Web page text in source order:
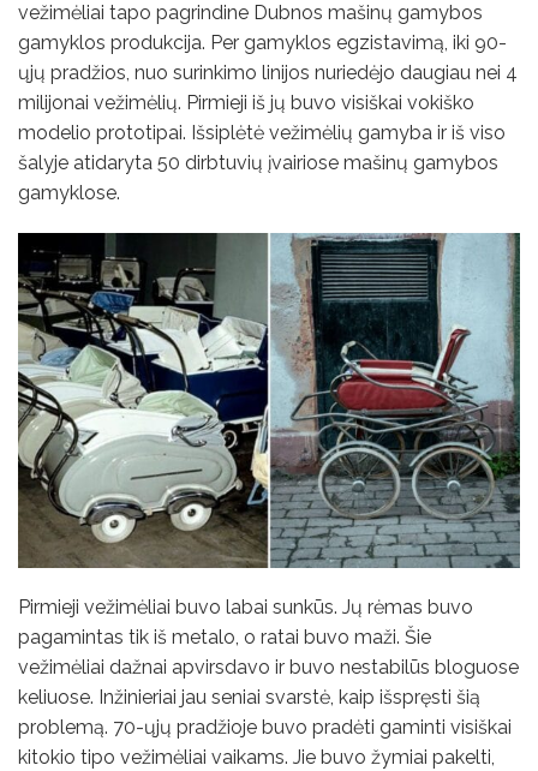
vežimėliai tapo pagrindine Dubnos mašinų gamybos
gamyklos produkcija. Per gamyklos egzistavimą, iki 90-
ųjų pradžios, nuo surinkimo linijos nuriedėjo daugiau nei 4
milijonai vežimėlių. Pirmieji iš jų buvo visiškai vokiško
modelio prototipai. Išsiplėtė vežimėlių gamyba ir iš viso
šalyje atidaryta 50 dirbtuvių įvairiose mašinų gamybos
gamyklose.
Pirmieji vežimėliai buvo labai sunkūs. Jų rėmas buvo
pagamintas tik iš metalo, o ratai buvo maži. Šie
vežimėliai dažnai apvirsdavo ir buvo nestabilūs bloguose
keliuose. Inžinieriai jau seniai svarstė, kaip išspręsti šią
problemą. 70-ųjų pradžioje buvo pradėti gaminti visiškai
kitokio tipo vežimėliai vaikams. Jie buvo žymiai pakelti,